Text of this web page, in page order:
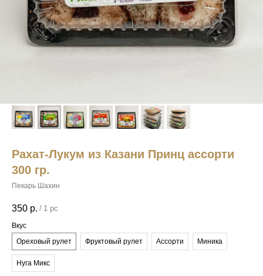
Рахат-Лукум из Казани Принц ассорти
300 гр.
Пекарь Шахин
350 р. / 1 pc
Вкус
Ореховый рулет
Фруктовый рулет Ассорти Миника
Нуга Микс